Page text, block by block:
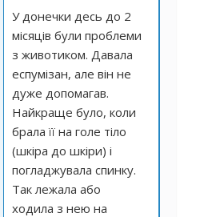
У донечки десь до 2
місяців були проблеми
з животиком. Давала
еспумізан, але він не
дуже допомагав.
Найкраще було, коли
брала її на голе тіло
(шкіра до шкіри) і
погладжувала спинку.
Так лежала або
ходила з нею на